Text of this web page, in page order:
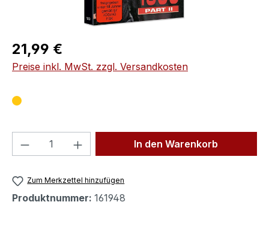
Regulärer Preis:
21,99 €
Preise inkl. MwSt. zzgl. Versandkosten
Produkt Anzahl: Gib denIn den Warenkorb
Zum Merkzettel hinzufügen
Produktnummer: 161948